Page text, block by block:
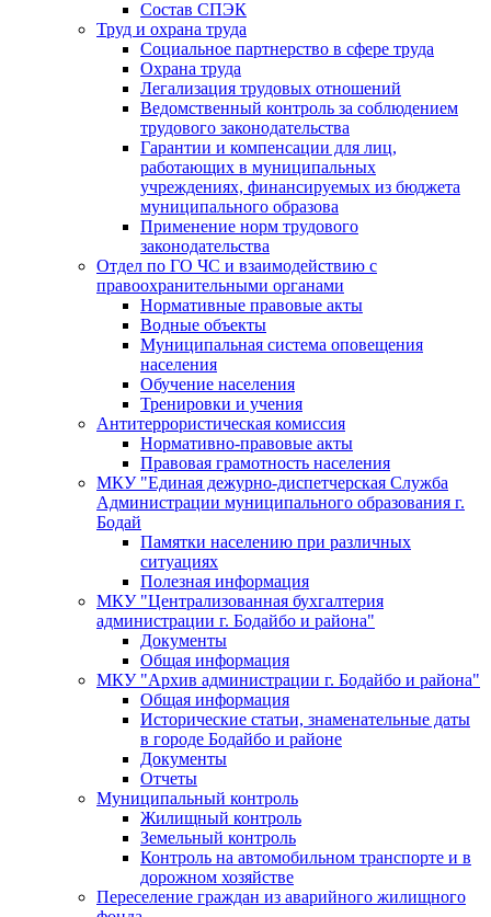
Состав СПЭК
Труд и охрана труда
Социальное партнерство в сфере труда
Охрана труда
Легализация трудовых отношений
Ведомственный контроль за соблюдением
трудового законодательства
Гарантии и компенсации для лиц,
работающих в муниципальных
учреждениях, финансируемых из бюджета
муниципального образова
Применение норм трудового
законодательства
Отдел по ГО ЧС и взаимодействию с
правоохранительными органами
Нормативные правовые акты
Водные объекты
Муниципальная система оповещения
населения
Обучение населения
Тренировки и учения
Антитеррористическая комиссия
Нормативно-правовые акты
Правовая грамотность населения
МКУ "Единая дежурно-диспетчерская Служба
Администрации муниципального образования г.
Бодай
Памятки населению при различных
ситуациях
Полезная информация
МКУ "Централизованная бухгалтерия
администрации г. Бодайбо и района"
Документы
Общая информация
МКУ "Архив администрации г. Бодайбо и района"
Общая информация
Исторические статьи, знаменательные даты
в городе Бодайбо и районе
Документы
Отчеты
Муниципальный контроль
Жилищный контроль
Земельный контроль
Контроль на автомобильном транспорте и в
дорожном хозяйстве
Переселение граждан из аварийного жилищного